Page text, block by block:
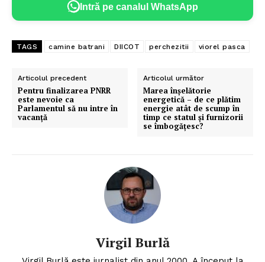
Intră pe canalul WhatsApp
TAGS camine batrani DIICOT perchezitii viorel pasca
Articolul precedent
Pentru finalizarea PNRR
este nevoie ca
Parlamentul să nu intre în
vacanță
Articolul următor
Marea înșelătorie
energetică – de ce plătim
energie atât de scump în
timp ce statul și furnizorii
se îmbogățesc?
Virgil Burlă